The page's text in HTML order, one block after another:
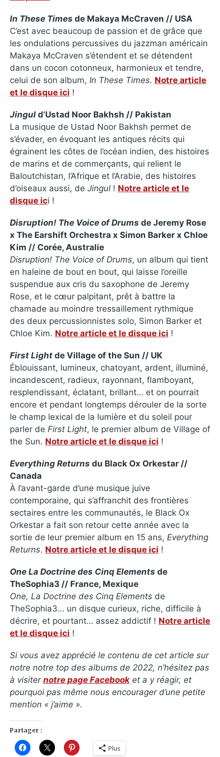
In These Times de Makaya McCraven // USA
C’est avec beaucoup de passion et de grâce que
les ondulations percussives du jazzman américain
Makaya McCraven s’étendent et se détendent
dans un cocon cotonneux, harmonieux et tendre,
celui de son album, In These Times. Notre article
et le disque ici !
Jingul d’Ustad Noor Bakhsh // Pakistan
La musique de Ustad Noor Bakhsh permet de
s’évader, en évoquant les antiques récits qui
égrainent les côtes de l’océan indien, des histoires
de marins et de commerçants, qui relient le
Baloutchistan, l’Afrique et l’Arabie, des histoires
d’oiseaux aussi, de Jingul ! Notre article et le
disque ici !
Disruption! The Voice of Drums de Jeremy Rose
x The Earshift Orchestra x Simon Barker x Chloe
Kim // Corée, Australie
Disruption! The Voice of Drums, un album qui tient
en haleine de bout en bout, qui laisse l’oreille
suspendue aux cris du saxophone de Jeremy
Rose, et le cœur palpitant, prêt à battre la
chamade au moindre tressaillement rythmique
des deux percussionnistes solo, Simon Barker et
Chloe Kim. Notre article et le disque ici !
First Light de Village of the Sun // UK
Éblouissant, lumineux, chatoyant, ardent, illuminé,
incandescent, radieux, rayonnant, flamboyant,
resplendissant, éclatant, brillant… et on pourrait
encore et pendant longtemps dérouler de la sorte
le champ lexical de la lumière et du soleil pour
parler de First Light, le premier album de Village of
the Sun. Notre article et le disque ici !
Everything Returns du Black Ox Orkestar //
Canada
À l’avant-garde d’une musique juive
contemporaine, qui s’affranchit des frontières
sectaires entre les communautés, le Black Ox
Orkestar a fait son retour cette année avec la
sortie de leur premier album en 15 ans, Everything
Returns. Notre article et le disque ici !
One La Doctrine des Cinq Elements de
TheSophia3 // France, Mexique
One, La Doctrine des Cinq Elements de
TheSophia3… un disque curieux, riche, difficile à
décrire, et pourtant… assez addictif ! Notre article
et le disque ici !
Si vous avez apprécié le contenu de cet article sur
notre notre top des albums de 2022, n’hésitez pas
à visiter notre page Facebook et a y réagir, et
pourquoi pas même nous encourager d’une petite
mention « j’aime ».
Partager :
Plus